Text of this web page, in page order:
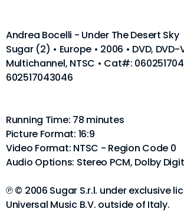
Andrea Bocelli - Under The Desert Sky
Sugar (2) • Europe • 2006 • DVD, DVD-
Multichannel, NTSC • Cat#:
602517043046
Running Time: 78 minutes
Picture Format: 16:9
Video Format: NTSC - Region Code 0
Audio Options: Stereo PCM, Dolby
℗ © 2006 Sugar S.r.l. under exclusive
Universal Music B.V. outside of Italy.